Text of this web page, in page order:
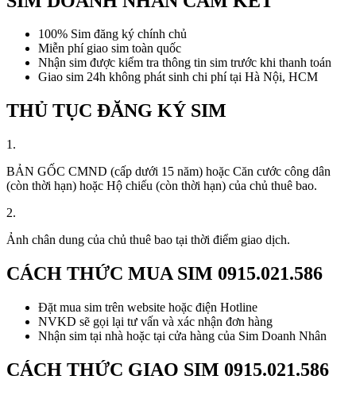
100% Sim đăng ký chính chủ
Miễn phí giao sim toàn quốc
Nhận sim được kiểm tra thông tin sim trước khi thanh toán
Giao sim 24h không phát sinh chi phí tại Hà Nội, HCM
THỦ TỤC ĐĂNG KÝ SIM
1.
BẢN GỐC CMND (cấp dưới 15 năm) hoặc Căn cước công dân
(còn thời hạn) hoặc Hộ chiếu (còn thời hạn) của chủ thuê bao.
2.
Ảnh chân dung của chủ thuê bao tại thời điểm giao dịch.
CÁCH THỨC MUA SIM 0915.021.586
Đặt mua sim trên website hoặc điện Hotline
NVKD sẽ gọi lại tư vấn và xác nhận đơn hàng
Nhận sim tại nhà hoặc tại cửa hàng của Sim Doanh Nhân
CÁCH THỨC GIAO SIM 0915.021.586